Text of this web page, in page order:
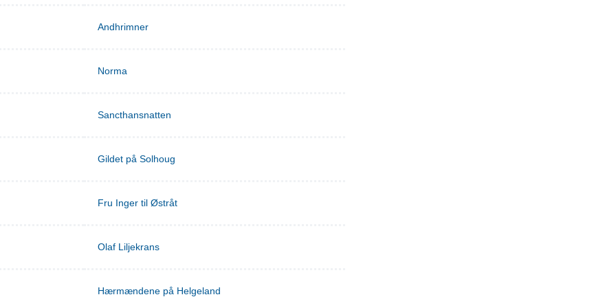
Andhrimner
Norma
Sancthansnatten
Gildet på Solhoug
Fru Inger til Østråt
Olaf Liljekrans
Hærmændene på Helgeland